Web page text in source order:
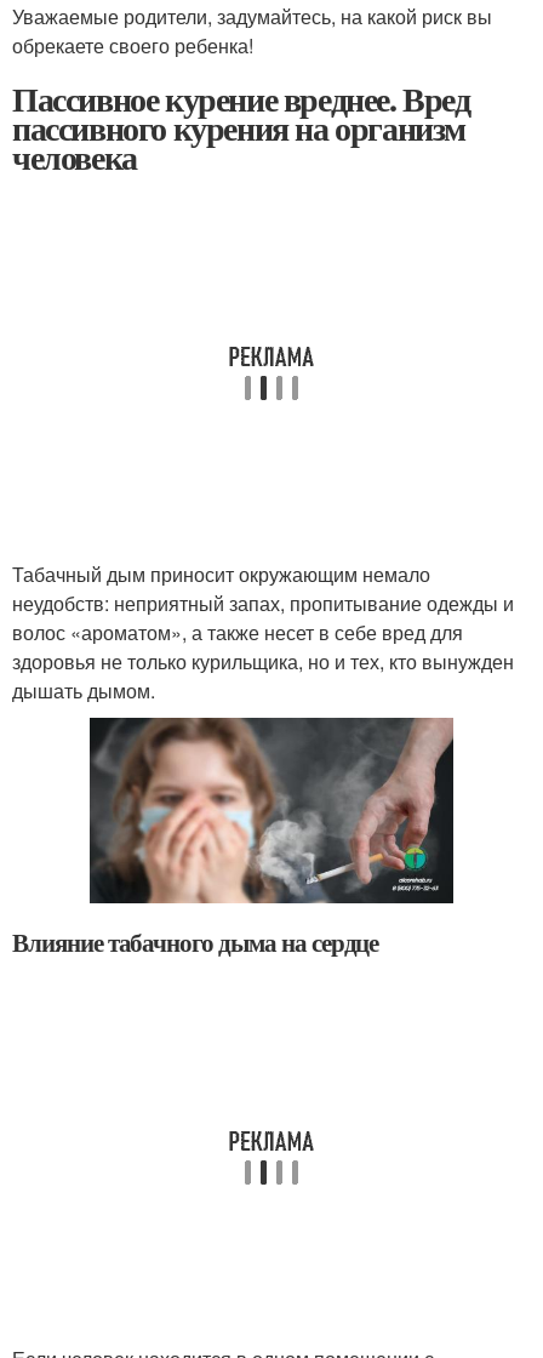
Уважаемые родители, задумайтесь, на какой риск вы
обрекаете своего ребенка!
Пассивное курение вреднее. Вред
пассивного курения на организм
человека
Табачный дым приносит окружающим немало
неудобств: неприятный запах, пропитывание одежды и
волос «ароматом», а также несет в себе вред для
здоровья не только курильщика, но и тех, кто вынужден
дышать дымом.
Влияние табачного дыма на сердце